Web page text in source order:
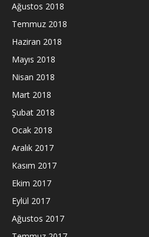
Ağustos 2018
Temmuz 2018
Haziran 2018
Mayıs 2018
Nisan 2018
Mart 2018
Şubat 2018
Ocak 2018
Aralık 2017
Kasım 2017
Ekim 2017
Eylül 2017
Ağustos 2017